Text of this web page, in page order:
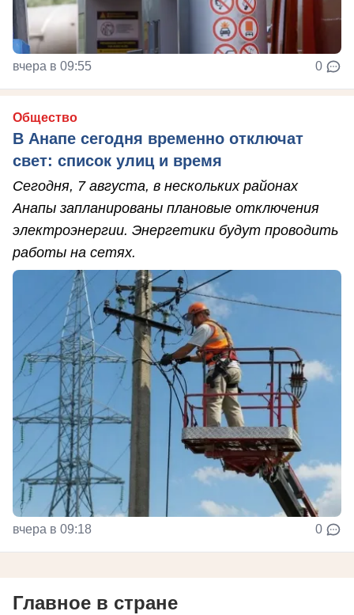
вчера в 09:55 0
Общество
В Анапе сегодня временно отключат
свет: список улиц и время
Сегодня, 7 августа, в нескольких районах
Анапы запланированы плановые отключения
электроэнергии. Энергетики будут проводить
работы на сетях.
вчера в 09:18 0
Главное в стране